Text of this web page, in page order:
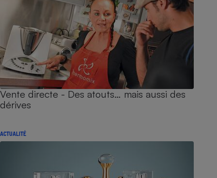
Vente directe - Des atouts… mais aussi des
dérives
ACTUALITÉ